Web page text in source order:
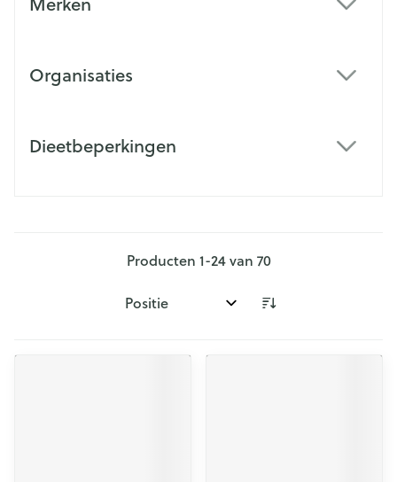
Organisaties
Dieetbeperkingen
Producten 1-24van 70
Sorteer op: